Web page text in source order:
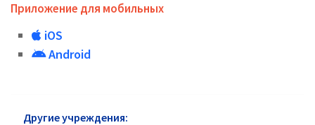
Приложение для мобильных
iOS
Android
Другие учреждения: